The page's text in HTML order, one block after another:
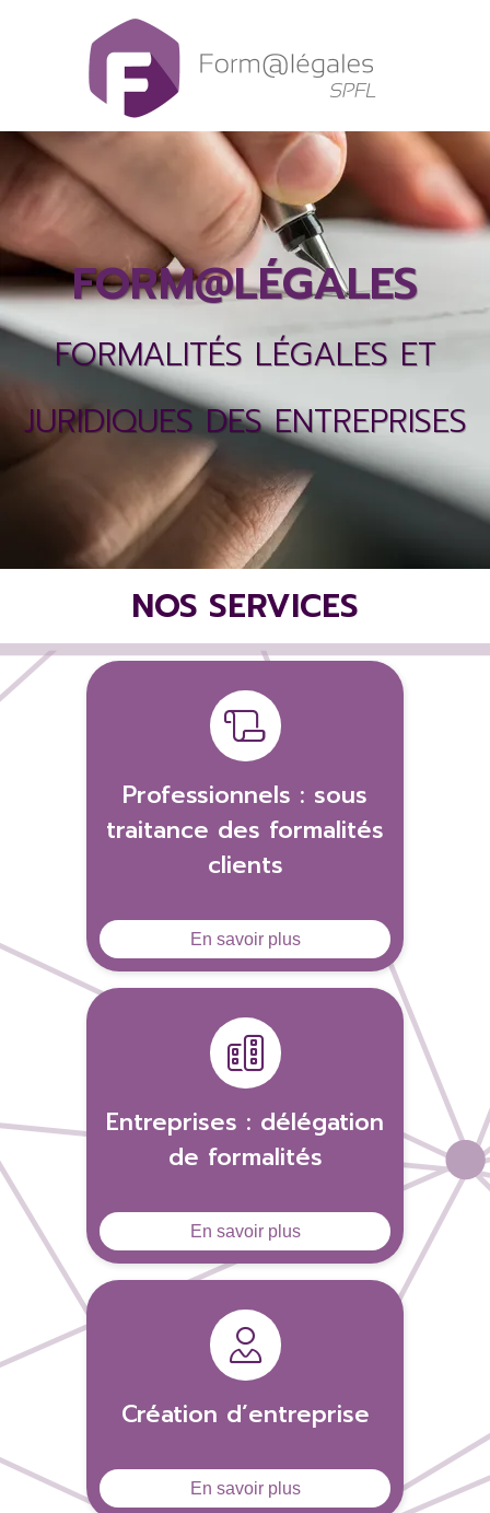
FORM@LÉGALES
FORMALITÉS LÉGALES ET
JURIDIQUES DES ENTREPRISES
NOS SERVICES
Professionnels : sous
traitance des formalités
clients
En savoir plus
Entreprises : délégation
de formalités
En savoir plus
Création d’entreprise
En savoir plus